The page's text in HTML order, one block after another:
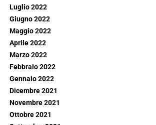
Luglio 2022
Giugno 2022
Maggio 2022
Aprile 2022
Marzo 2022
Febbraio 2022
Gennaio 2022
Dicembre 2021
Novembre 2021
Ottobre 2021